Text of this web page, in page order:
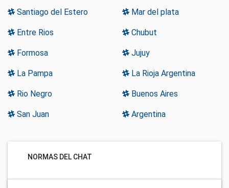
Santiago del Estero Mar del plata
Entre Rios Chubut
Formosa Jujuy
La Pampa La Rioja Argentina
Rio Negro Buenos Aires
San Juan Argentina
NORMAS DEL CHAT